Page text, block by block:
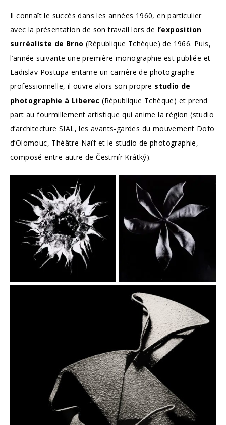
Il connaît le succès dans les années 1960, en particulier
avec la présentation de son travail lors de l’exposition
surréaliste de Brno (République Tchèque) de 1966. Puis,
l’année suivante une première monographie est publiée et
Ladislav Postupa entame un carrière de photographe
professionnelle, il ouvre alors son propre studio de
photographie à Liberec (République Tchèque) et prend
part au fourmillement artistique qui anime la région (studio
d’architecture SIAL, les avants-gardes du mouvement Dofo
d’Olomouc, Théâtre Naïf et le studio de photographie,
composé entre autre de Čestmír Krátký).